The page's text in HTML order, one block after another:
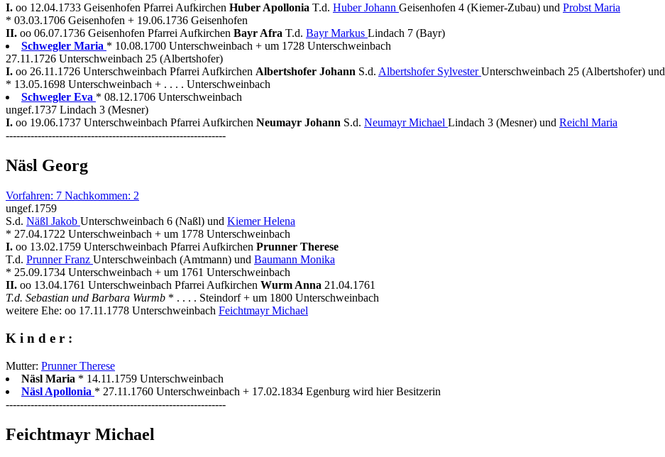
I. oo 12.04.1733 Geisenhofen Pfarrei Aufkirchen Huber Apollonia T.d. Huber Johann Geisenhofen 4 (Kiemer-Zubau) und Probst Maria
* 03.03.1706 Geisenhofen + 19.06.1736 Geisenhofen
II. oo 06.07.1736 Geisenhofen Pfarrei Aufkirchen Bayr Afra T.d. Bayr Markus Lindach 7 (Bayr)
Schwegler Maria * 10.08.1700 Unterschweinbach + um 1728 Unterschweinbach
27.11.1726 Unterschweinbach 25 (Albertshofer)
I. oo 26.11.1726 Unterschweinbach Pfarrei Aufkirchen Albertshofer Johann S.d. Albertshofer SylvesterUnterschweinbach 25 (Albertshofer) und
* 13.05.1698 Unterschweinbach + . . . . Unterschweinbach
Schwegler Eva * 08.12.1706 Unterschweinbach
ungef.1737 Lindach 3 (Mesner)
I. oo 19.06.1737 Unterschweinbach Pfarrei Aufkirchen Neumayr Johann S.d. Neumayr Michael Lindach 3 (Mesner) und Reichl Maria
--------------------------------------------------------------
Näsl Georg
Vorfahren: 7 Nachkommen: 2
ungef.1759
S.d. Näßl Jakob Unterschweinbach 6 (Naßl) und Kiemer Helena
* 27.04.1722 Unterschweinbach + um 1778 Unterschweinbach
I. oo 13.02.1759 Unterschweinbach Pfarrei Aufkirchen Prunner Therese
T.d. Prunner Franz Unterschweinbach (Amtmann) und Baumann Monika
* 25.09.1734 Unterschweinbach + um 1761 Unterschweinbach
II. oo 13.04.1761 Unterschweinbach Pfarrei Aufkirchen Wurm Anna 21.04.1761
T.d. Sebastian und Barbara Wurmb * . . . . Steindorf + um 1800 Unterschweinbach
weitere Ehe: oo 17.11.1778 Unterschweinbach Feichtmayr Michael
K i n d e r :
Mutter: Prunner Therese
Näsl Maria * 14.11.1759 Unterschweinbach
Näsl Apollonia * 27.11.1760 Unterschweinbach + 17.02.1834 Egenburg wird hier Besitzerin
--------------------------------------------------------------
Feichtmayr Michael